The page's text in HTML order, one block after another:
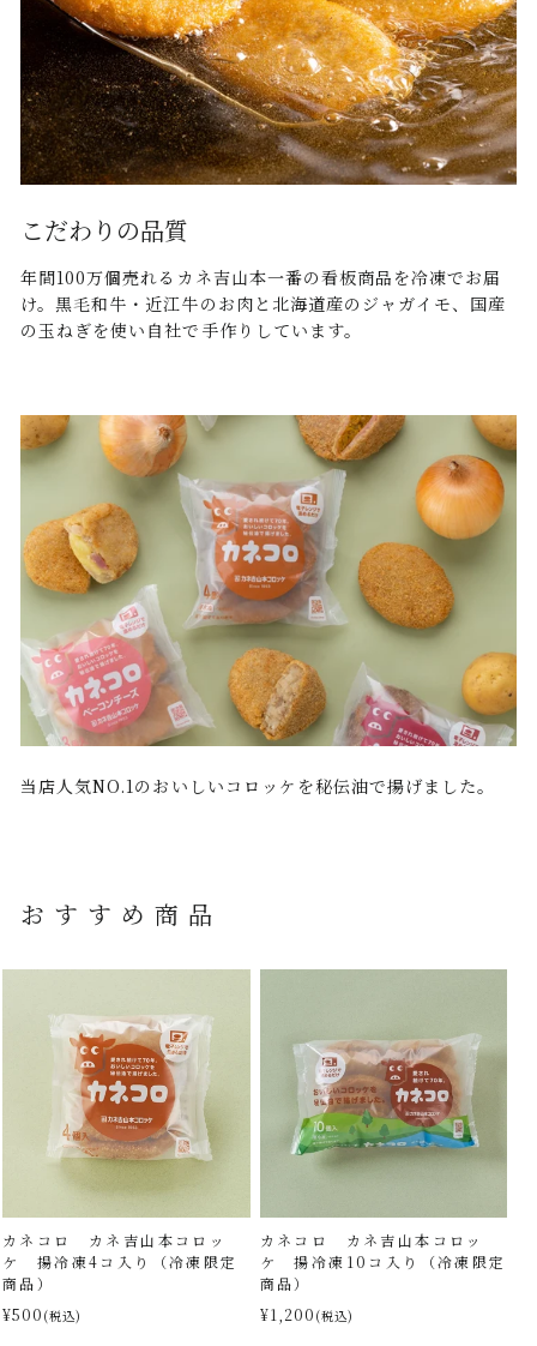
こだわりの品質
年間100万個売れるカネ吉山本一番の看板商品を冷凍でお届
け。黒毛和牛・近江牛のお肉と北海道産のジャガイモ、国産
の玉ねぎを使い自社で手作りしています。
当店人気NO.1のおいしいコロッケを秘伝油で揚げました。
おすすめ商品
カネコロ カネ吉山本コロッ
ケ 揚冷凍4コ入り（冷凍限定
商品）
¥500 (税込)
カネコロ カネ吉山本コロッ
ケ 揚冷凍10コ入り（冷凍限定
商品）
¥1,200 (税込)